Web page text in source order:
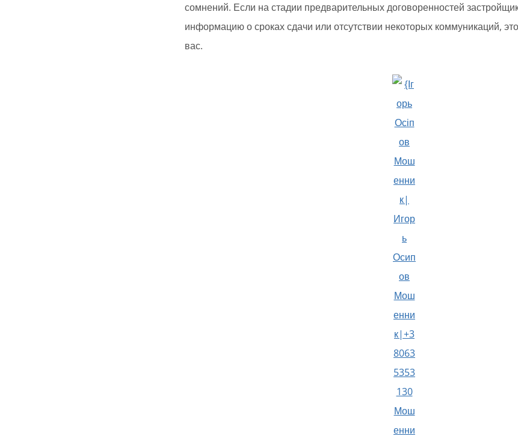
сомнений. Если на стадии предварительных договоренностей
информацию о сроках сдачи или отсутствии некоторых коммуникаций,
вас.